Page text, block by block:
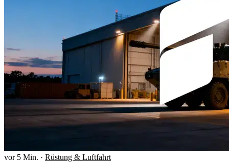
vor 5 Min. · Rüstung & Luftfahrt